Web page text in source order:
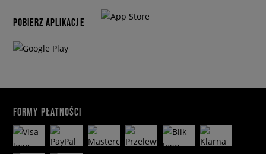
POBIERZ APLIKACJE
FORMY PŁATNOŚCI